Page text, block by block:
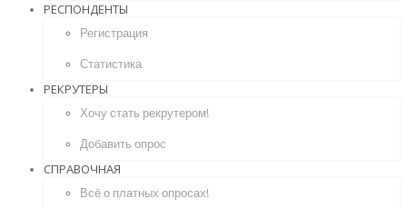
РЕСПОНДЕНТЫ
Регистрация
Статистика
РЕКРУТЕРЫ
Хочу стать рекрутером!
Добавить опрос
СПРАВОЧНАЯ
Всё о платных опросах!